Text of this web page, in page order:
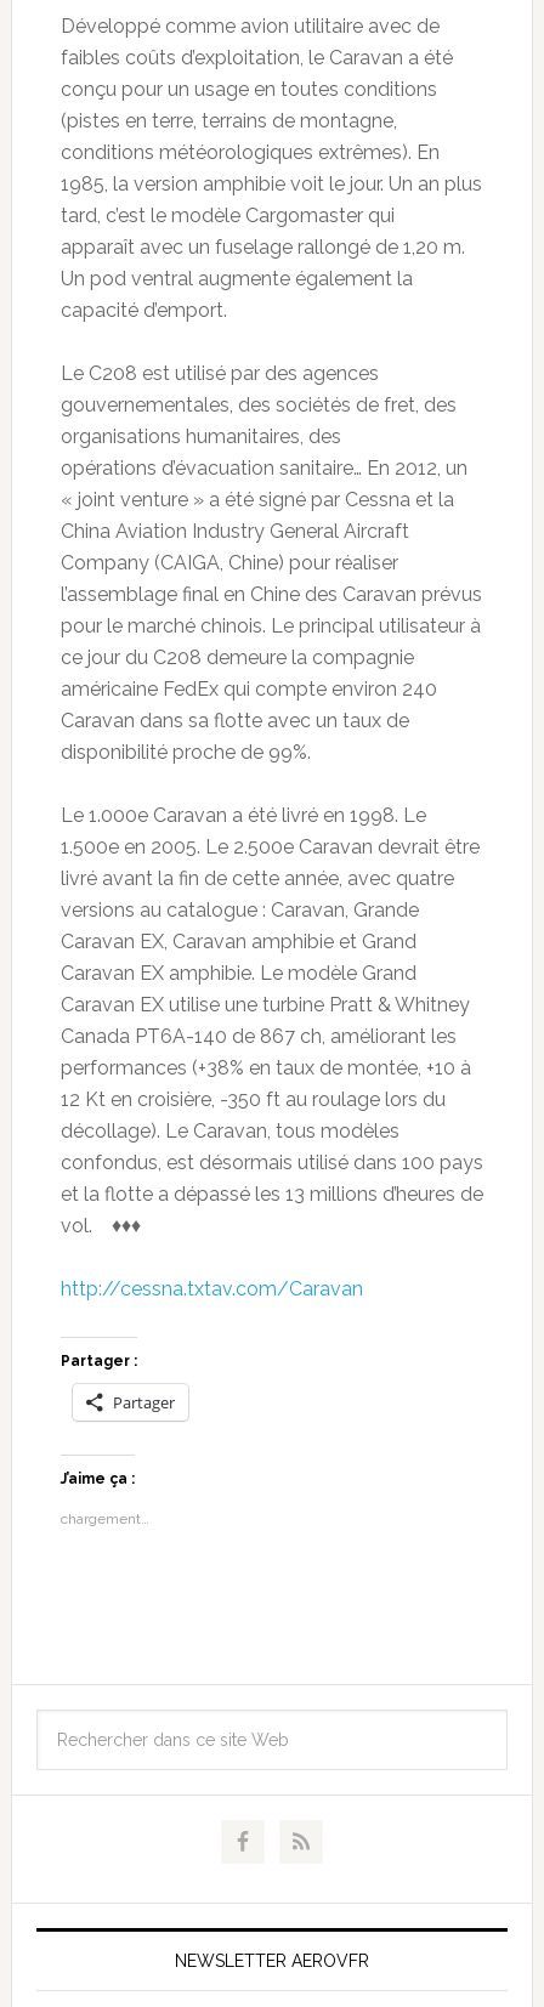
Développé comme avion utilitaire avec de
faibles coûts d’exploitation, le Caravan a été
conçu pour un usage en toutes conditions
(pistes en terre, terrains de montagne,
conditions météorologiques extrêmes). En
1985, la version amphibie voit le jour. Un an plus
tard, c’est le modèle Cargomaster qui
apparaît avec un fuselage rallongé de 1,20 m.
Un pod ventral augmente également la
capacité d’emport.
Le C208 est utilisé par des agences
gouvernementales, des sociétés de fret, des
organisations humanitaires, des
opérations d’évacuation sanitaire… En 2012, un
« joint venture » a été signé par Cessna et la
China Aviation Industry General Aircraft
Company (CAIGA, Chine) pour réaliser
l’assemblage final en Chine des Caravan prévus
pour le marché chinois. Le principal utilisateur à
ce jour du C208 demeure la compagnie
américaine FedEx qui compte environ 240
Caravan dans sa flotte avec un taux de
disponibilité proche de 99%.
Le 1.000e Caravan a été livré en 1998. Le
1.500e en 2005. Le 2.500e Caravan devrait être
livré avant la fin de cette année, avec quatre
versions au catalogue : Caravan, Grande
Caravan EX, Caravan amphibie et Grand
Caravan EX amphibie. Le modèle Grand
Caravan EX utilise une turbine Pratt & Whitney
Canada PT6A-140 de 867 ch, améliorant les
performances (+38% en taux de montée, +10 à
12 Kt en croisière, -350 ft au roulage lors du
décollage). Le Caravan, tous modèles
confondus, est désormais utilisé dans 100 pays
et la flotte a dépassé les 13 millions d’heures de
vol. ♦♦♦
http://cessna.txtav.com/Caravan
Partager :
Partager
J’aime ça :
chargement…
NEWSLETTER AEROVFR